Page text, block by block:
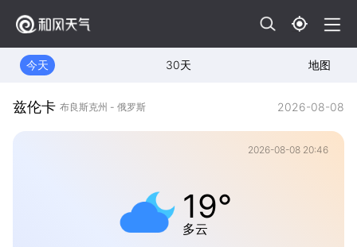
今天 30天 地图
兹伦卡 布良斯克州 - 俄罗斯 2026-08-08
2026-08-08 20:46
19°
多云